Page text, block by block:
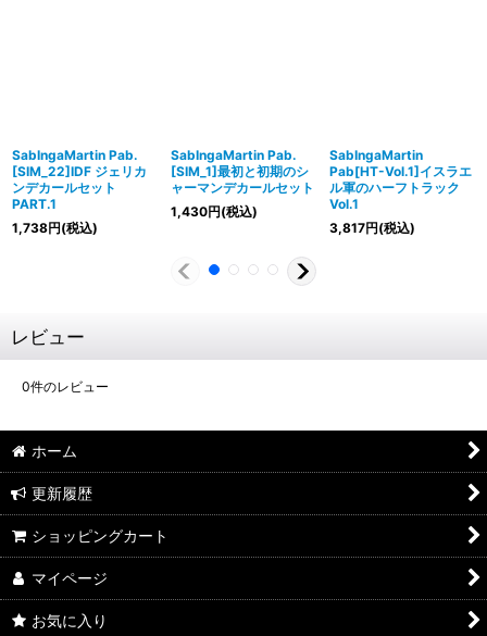
SabIngaMartin Pab.
[SIM_22]IDF ジェリカ
ンデカールセット
PART.1
1,738円(税込)
SabIngaMartin Pab.
[SIM_1]最初と初期のシ
ャーマンデカールセット
1,430円(税込)
SabIngaMartin
Pab[HT-Vol.1]イスラエ
ル軍のハーフトラック
Vol.1
3,817円(税込)
レビュー
0件のレビュー
ホーム
更新履歴
ショッピングカート
マイページ
お気に入り